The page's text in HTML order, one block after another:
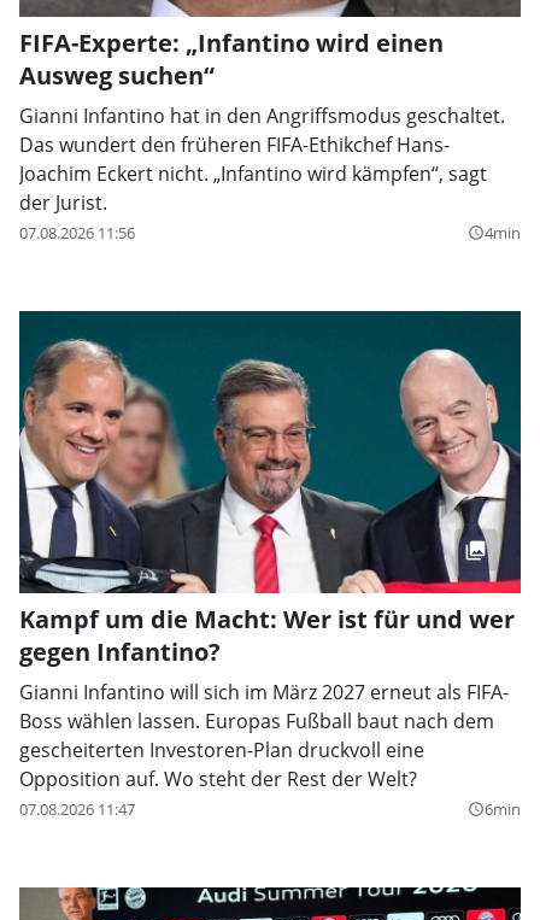
FIFA-Experte: „Infantino wird einen
Ausweg suchen“
Gianni Infantino hat in den Angriffsmodus geschaltet.
Das wundert den früheren FIFA-Ethikchef Hans-
Joachim Eckert nicht. „Infantino wird kämpfen“, sagt
der Jurist.
07.08.2026 11:56 query_builder4min
Kampf um die Macht: Wer ist für und wer
gegen Infantino?
Gianni Infantino will sich im März 2027 erneut als FIFA-
Boss wählen lassen. Europas Fußball baut nach dem
gescheiterten Investoren-Plan druckvoll eine
Opposition auf. Wo steht der Rest der Welt?
07.08.2026 11:47 query_builder6min